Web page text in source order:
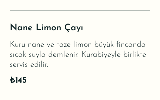
Nane Limon Çayı
Kuru nane ve taze limon büyük fincanda
sıcak suyla demlenir. Kurabiyeyle birlikte
servis edilir.
₺145